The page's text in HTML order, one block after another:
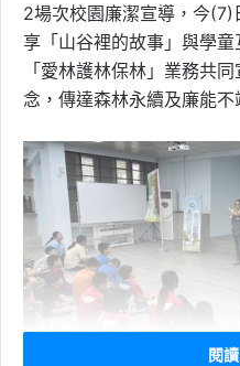
2場次校園廉潔宣導，今
享「山谷裡的故事」與學
「愛林護林保林」業務共
念，傳達森林永續及廉能不
閱